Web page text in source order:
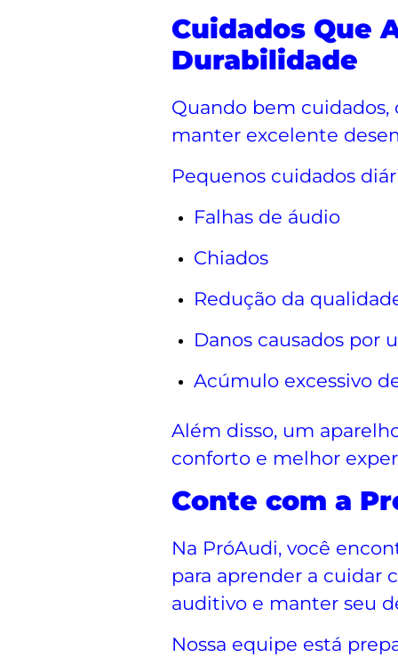
Cuidados Que
Durabilidade
Quando bem cuidados,
manter excelente
Pequenos cuidados
Falhas de áudio
Chiados
Redução da
Danos causados por
Acúmulo excessivo
Além disso, um
conforto e melhor
Conte com a
Na PróAudi, você
para aprender a cuidar
auditivo e manter seu
Nossa equipe está